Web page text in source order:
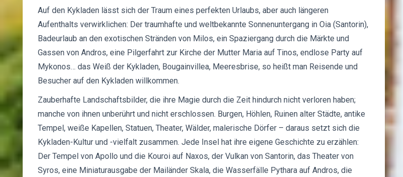
Auf den Kykladen lässt sich der Traum eines perfekten Urlaubs, aber auch längeren
Aufenthalts verwirklichen: Der traumhafte und weltbekannte Sonnenuntergang in Oia (Santorin),
Badeurlaub an den exotischen Stränden von Milos, ein Spaziergang durch die Märkte und
Gassen von Andros, eine Pilgerfahrt zur Kirche der Mutter Maria auf Tinos, endlose Party auf
Mykonos… das Weiß der Kykladen, Bougainvillea, Meeresbrise, so heißt man Reisende und
Besucher auf den Kykladen willkommen.
Zauberhafte Landschaftsbilder, die ihre Magie durch die Zeit hindurch nicht verloren haben;
manche von ihnen unberührt und nicht erschlossen. Burgen, Höhlen, Ruinen alter Städte, antike
Tempel, weiße Kapellen, Statuen, Theater, Wälder, malerische Dörfer – daraus setzt sich die
Kykladen-Kultur und -vielfalt zusammen. Jede Insel hat ihre eigene Geschichte zu erzählen:
Der Tempel von Apollo und die Kouroi auf Naxos, der Vulkan von Santorin, das Theater von
Syros, eine Miniaturausgabe der Mailänder Skala, die Wasserfälle Pythara auf Andros, die